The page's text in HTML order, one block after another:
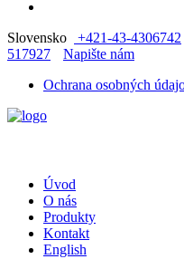
Slovensko +421-43-4306742
517927
Napište nám
Ochrana osobných
Úvod
O nás
Produkty
Kontakt
English